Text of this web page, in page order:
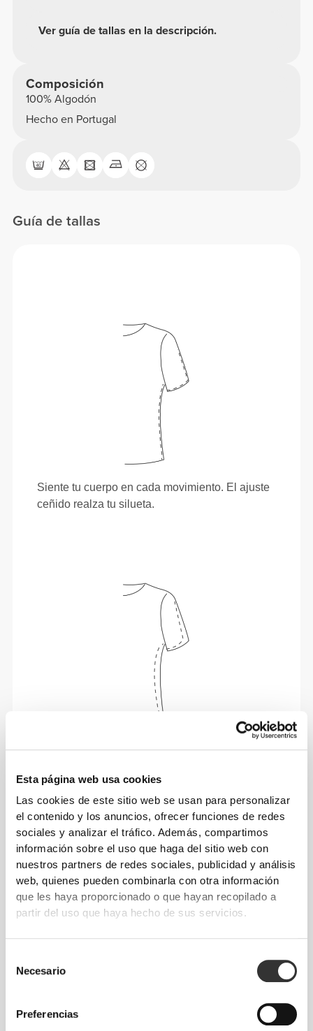
Esta página web usa cookies
Las cookies de este sitio web se usan para personalizar
el contenido y los anuncios, ofrecer funciones de redes
sociales y analizar el tráfico. Además, compartimos
información sobre el uso que haga del sitio web con
nuestros partners de redes sociales, publicidad y análisis
web, quienes pueden combinarla con otra información
que les haya proporcionado o que hayan recopilado a
partir del uso que haya hecho de sus servicios.
Necesario
Preferencias
Ver guía de tallas en la descripción.
Composición
100% Algodón
Hecho en Portugal
Guía de tallas
Siente tu cuerpo en cada movimiento. El ajuste
ceñido realza tu silueta.
Este producto
Libertad total de movimiento. Un ajuste cómodo